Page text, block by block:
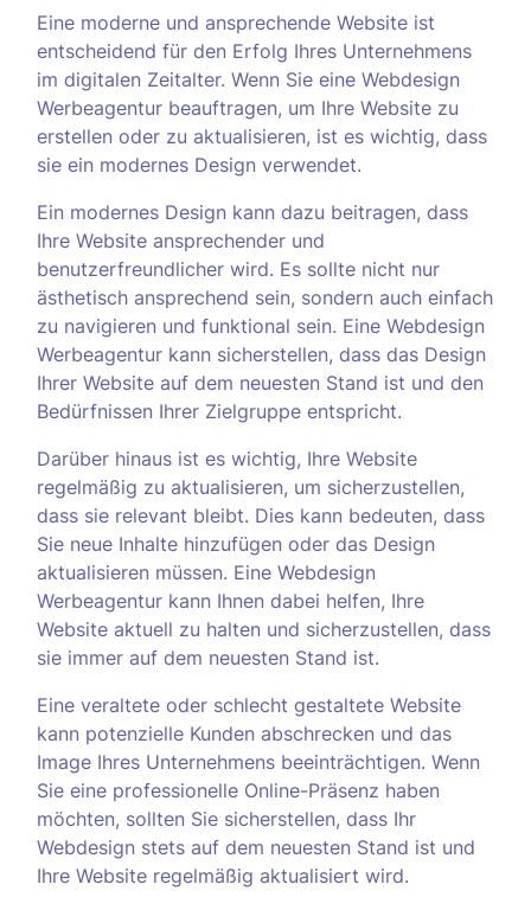
Eine moderne und ansprechende Website ist
entscheidend für den Erfolg Ihres Unternehmens
im digitalen Zeitalter. Wenn Sie eine Webdesign
Werbeagentur beauftragen, um Ihre Website zu
erstellen oder zu aktualisieren, ist es wichtig, dass
sie ein modernes Design verwendet.
Ein modernes Design kann dazu beitragen, dass
Ihre Website ansprechender und
benutzerfreundlicher wird. Es sollte nicht nur
ästhetisch ansprechend sein, sondern auch einfach
zu navigieren und funktional sein. Eine Webdesign
Werbeagentur kann sicherstellen, dass das Design
Ihrer Website auf dem neuesten Stand ist und den
Bedürfnissen Ihrer Zielgruppe entspricht.
Darüber hinaus ist es wichtig, Ihre Website
regelmäßig zu aktualisieren, um sicherzustellen,
dass sie relevant bleibt. Dies kann bedeuten, dass
Sie neue Inhalte hinzufügen oder das Design
aktualisieren müssen. Eine Webdesign
Werbeagentur kann Ihnen dabei helfen, Ihre
Website aktuell zu halten und sicherzustellen, dass
sie immer auf dem neuesten Stand ist.
Eine veraltete oder schlecht gestaltete Website
kann potenzielle Kunden abschrecken und das
Image Ihres Unternehmens beeinträchtigen. Wenn
Sie eine professionelle Online-Präsenz haben
möchten, sollten Sie sicherstellen, dass Ihr
Webdesign stets auf dem neuesten Stand ist und
Ihre Website regelmäßig aktualisiert wird.